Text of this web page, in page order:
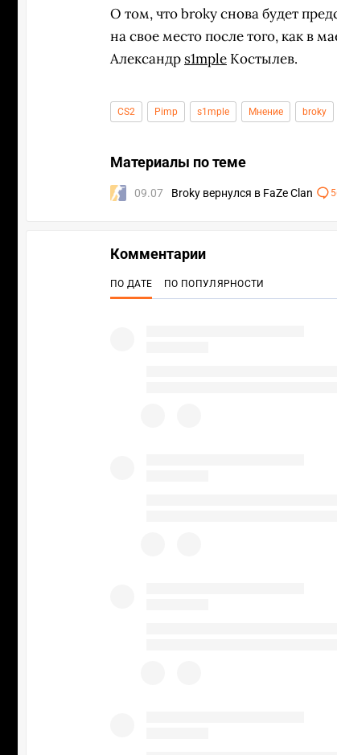
О том, что broky снова будет
на свое место после того, как в
Александр s1mple Костылев.
CS2 Pimp s1mple Мнение broky
Материалы по теме
09.07 Broky вернулся в FaZe Clan
Комментарии
ПО ДАТЕ ПО ПОПУЛЯРНОСТИ